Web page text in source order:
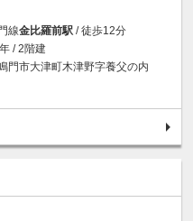
線金比羅前駅 / 徒歩12分
/ 2階建
門市大津町木津野字養父の内